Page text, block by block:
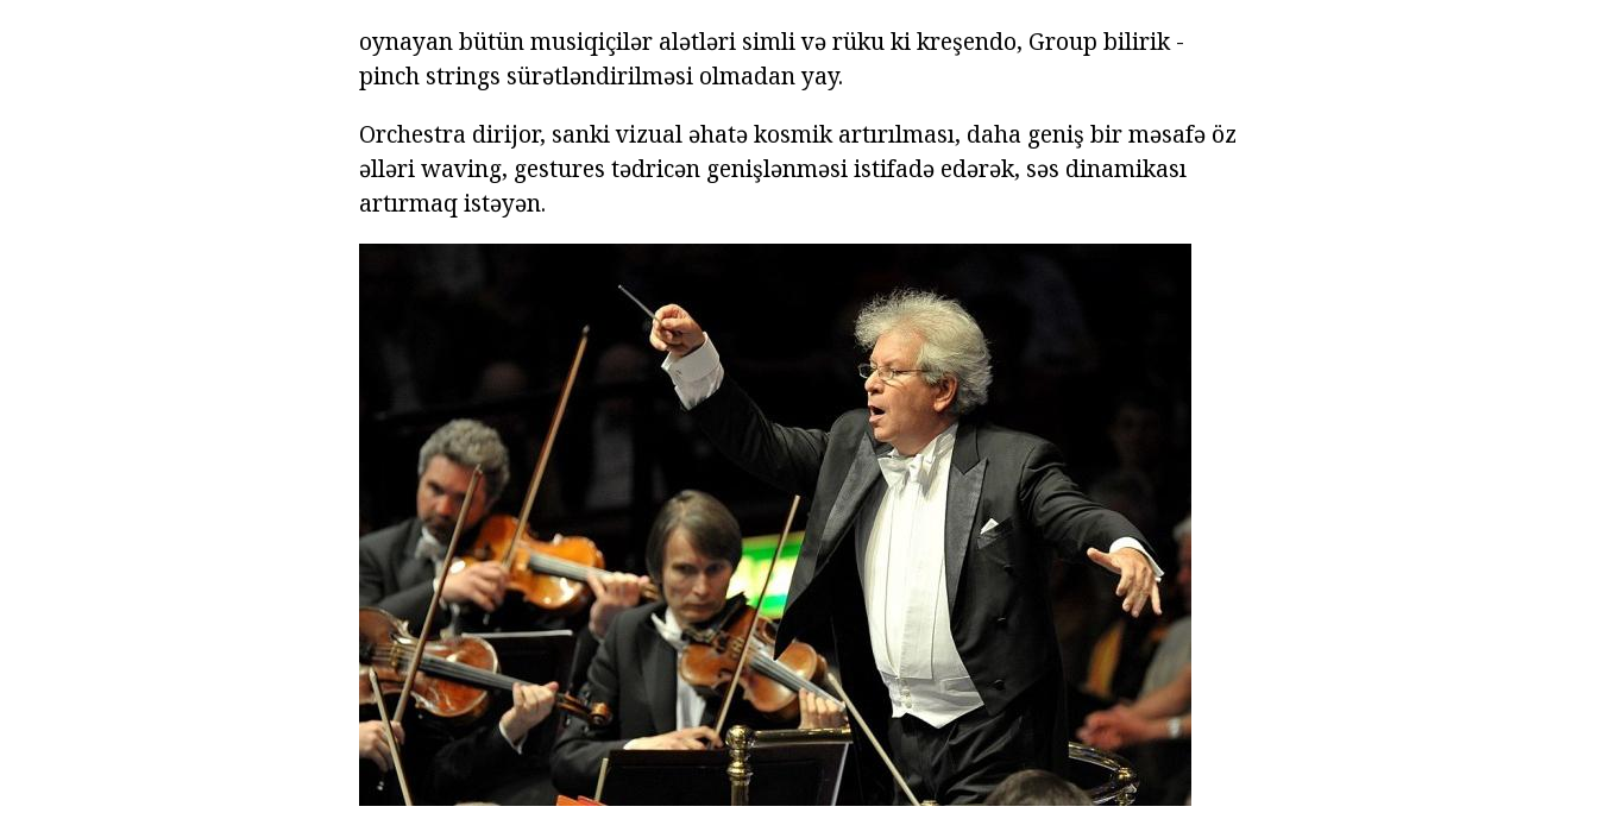
oynayan bütün musiqiçilər alətləri simli və rüku ki kreşendo, Group bilirik -
pinch strings sürətləndirilməsi olmadan yay.
Orchestra dirijor, sanki vizual əhatə kosmik artırılması, daha geniş bir məsafə öz
əlləri waving, gestures tədricən genişlənməsi istifadə edərək, səs dinamikası
artırmaq istəyən.